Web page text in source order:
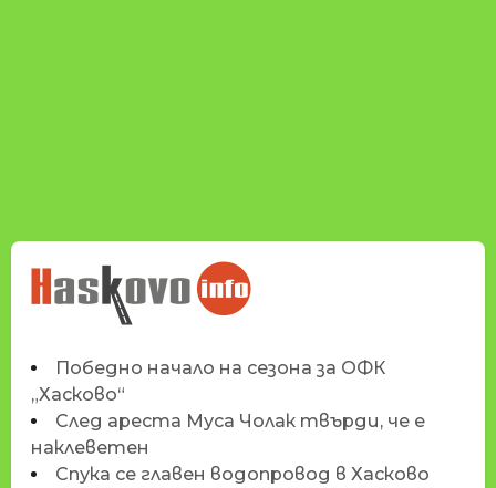
НОВИНИТЕ НА
HASKOVO.INFO
Победно начало на сезона за ОФК
„Хасково“
След ареста Муса Чолак твърди, че е
наклеветен
Спука се главен водопровод в Хасково